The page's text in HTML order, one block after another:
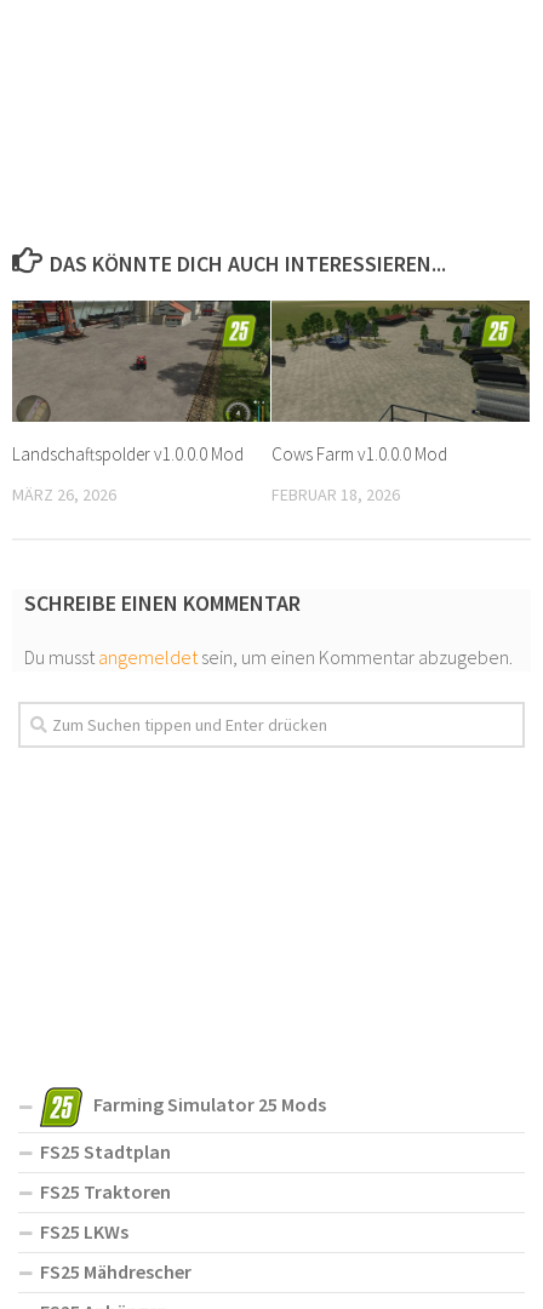
DAS KÖNNTE DICH AUCH INTERESSIEREN...
Landschaftspolder v1.0.0.0 Mod
MÄRZ 26, 2026
Cows Farm v1.0.0.0 Mod
FEBRUAR 18, 2026
SCHREIBE EINEN KOMMENTAR
Du musstangemeldetsein, um einen Kommentar abzugeben.
Farming Simulator 25 Mods
FS25 Stadtplan
FS25 Traktoren
FS25 LKWs
FS25 Mähdrescher